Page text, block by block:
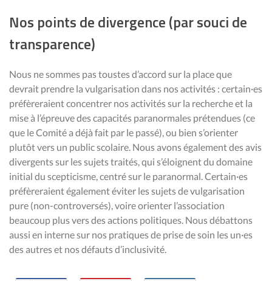
Nos points de divergence (par souci de
transparence)
Nous ne sommes pas toustes d’accord sur la place que
devrait prendre la vulgarisation dans nos activités : certain·es
préfèreraient concentrer nos activités sur la recherche et la
mise à l’épreuve des capacités paranormales prétendues (ce
que le Comité a déjà fait par le passé), ou bien s’orienter
plutôt vers un public scolaire. Nous avons également des avis
divergents sur les sujets traités, qui s’éloignent du domaine
initial du scepticisme, centré sur le paranormal. Certain·es
préfèreraient également éviter les sujets de vulgarisation
pure (non-controversés), voire orienter l’association
beaucoup plus vers des actions politiques. Nous débattons
aussi en interne sur nos pratiques de prise de soin les un·es
des autres et nos défauts d’inclusivité.